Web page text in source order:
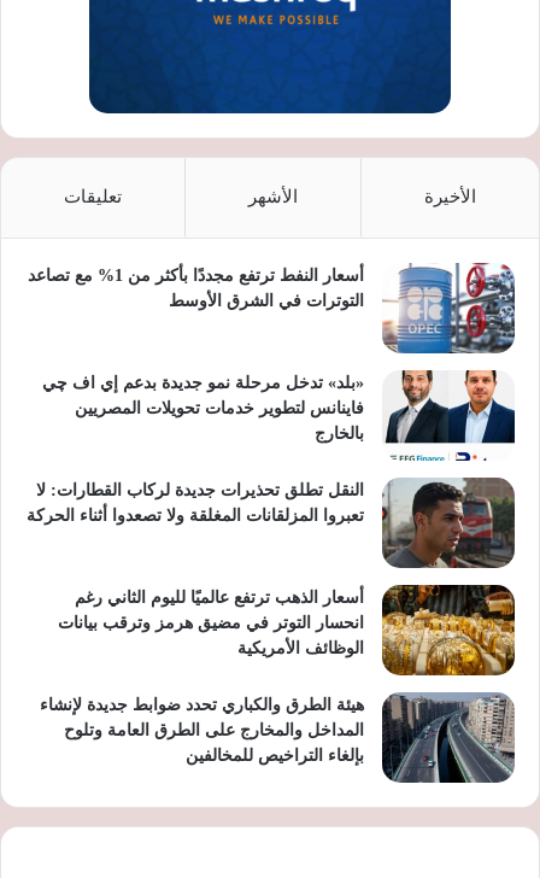
الأخيرة الأشهر تعليقات
أسعار النفط ترتفع مجددًا بأكثر من 1% مع تصاعد
التوترات في الشرق الأوسط
«بلد» تدخل مرحلة نمو جديدة بدعم إي اف چي
فاينانس لتطوير خدمات تحويلات المصريين
بالخارج
النقل تطلق تحذيرات جديدة لركاب القطارات: لا
تعبروا المزلقانات المغلقة ولا تصعدوا أثناء الحركة
أسعار الذهب ترتفع عالميًا لليوم الثاني رغم
انحسار التوتر في مضيق هرمز وترقب بيانات
الوظائف الأمريكية
هيئة الطرق والكباري تحدد ضوابط جديدة لإنشاء
المداخل والمخارج على الطرق العامة وتلوح
بإلغاء التراخيص للمخالفين